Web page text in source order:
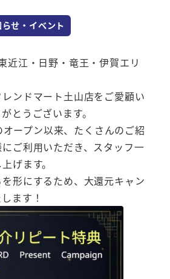
リー
らせ・イベント
近江・日野・竜王・伊賀エリ
ンドマート土山店をご愛顧い
とうございます。
ープン以来、たくさんのご紹
ご利用いただき、スタッフ一
げます。
形にするため、大還元キャン
ます！